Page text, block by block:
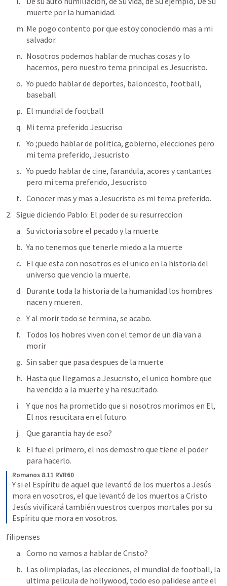
muerte por la humanidad.
Me pogo contento por que estoy conociendo mas a mi
salvador.
Nosotros podemos hablar de muchas cosas y lo
hacemos, pero nuestro tema principal es Jesucristo.
Yo puedo hablar de deportes, baloncesto, football,
baseball
El mundial de football
Mi tema preferido Jesucriso
Yo ;puedo hablar de politica, gobierno, elecciones pero
mi tema preferido, Jesucristo
Yo puedo hablar de cine, farandula, acores y cantantes
pero mi tema preferido, Jesucristo
Conocer mas y mas a Jesucristo es mi tema preferido.
Sigue diciendo Pablo: El poder de su resurreccion
Su victoria sobre el pecado y la muerte
Ya no tenemos que tenerle miedo a la muerte
El que esta con nosotros es el unico en la historia del
universo que vencio la muerte.
Durante toda la historia de la humanidad los hombres
nacen y mueren.
Y al morir todo se termina, se acabo.
Todos los hobres viven con el temor de un dia van a
morir
Sin saber que pasa despues de la muerte
Hasta que llegamos a Jesucristo, el unico hombre que
ha vencido a la muerte y ha resucitado.
Y que nos ha prometido que si nosotros morimos en El,
El nos resucitara en el futuro.
Que garantia hay de eso?
El fue el primero, el nos demostro que tiene el poder
para hacerlo.
Romanos 8.11 RVR60
Y si el Espíritu de aquel que levantó de los muertos a Jesús
mora en vosotros, el que levantó de los muertos a Cristo
Jesús vivificará también vuestros cuerpos mortales por su
Espíritu que mora en vosotros.
filipenses
Como no vamos a hablar de Cristo?
Las olimpiadas, las elecciones, el mundial de football, la
ultima pelicula de hollywood, todo eso palidese ante el